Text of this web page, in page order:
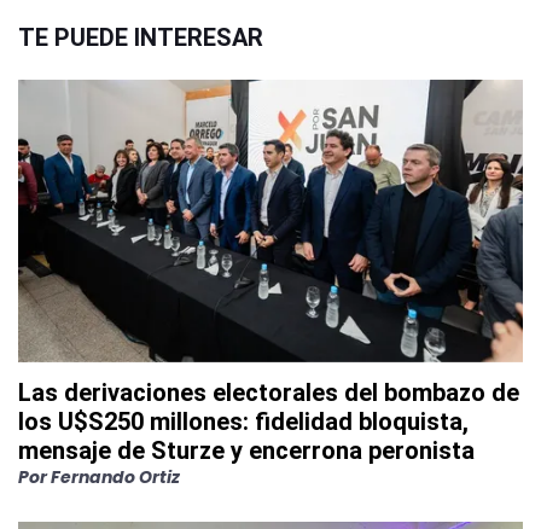
TE PUEDE INTERESAR
Las derivaciones electorales del bombazo de
los U$S250 millones: fidelidad bloquista,
mensaje de Sturze y encerrona peronista
PorFernando Ortiz